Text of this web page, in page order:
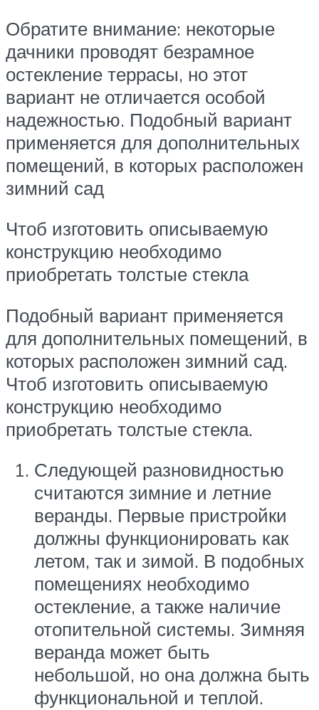
Обратите внимание: некоторые
дачники проводят безрамное
остекление террасы, но этот
вариант не отличается особой
надежностью. Подобный вариант
применяется для дополнительных
помещений, в которых расположен
зимний сад
Чтоб изготовить описываемую
конструкцию необходимо
приобретать толстые стекла
Подобный вариант применяется
для дополнительных помещений, в
которых расположен зимний сад.
Чтоб изготовить описываемую
конструкцию необходимо
приобретать толстые стекла.
Следующей разновидностью
считаются зимние и летние
веранды. Первые пристройки
должны функционировать как
летом, так и зимой. В подобных
помещениях необходимо
остекление, а также наличие
отопительной системы. Зимняя
веранда может быть
небольшой, но она должна быть
функциональной и теплой.